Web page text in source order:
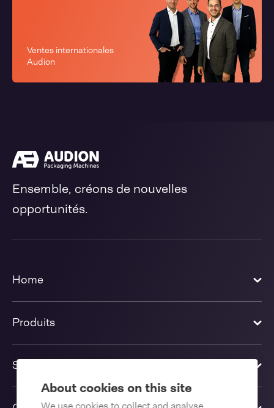
About cookies on this site
Ventes internationales
Audion
Ensemble, créons de nouvelles
opportunités.
Home
Produits
Solutions